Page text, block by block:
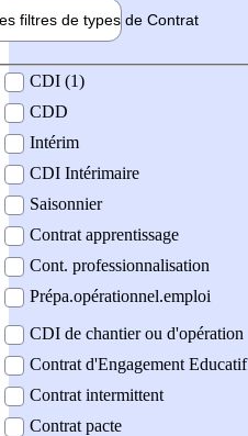
filtres de types de Contrat
contrat
CDI (1)
CDD
Intérim
CDI Intérimaire
Saisonnier
Contrat apprentissage
Cont. professionnalisation
Prépa.opérationnel.emploi
CDI de chantier ou d'opération
Contrat d'Engagement Educatif
Contrat intermittent
Contrat pacte